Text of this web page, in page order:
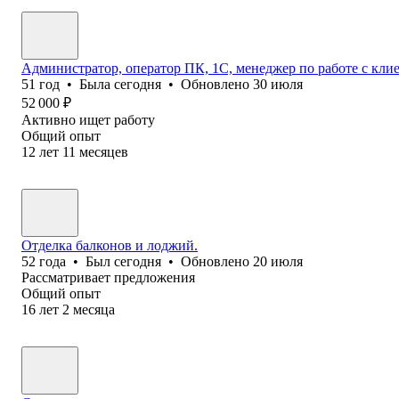
Администратор, оператор ПК, 1С, менеджер по работе с
51 год • Была сегодня • Обновлено 30 июля
52 000 ₽
Активно ищет работу
Общий опыт
12 лет 11 месяцев
Отделка балконов и лоджий.
52 года • Был сегодня • Обновлено 20 июля
Рассматривает предложения
Общий опыт
16 лет 2 месяца